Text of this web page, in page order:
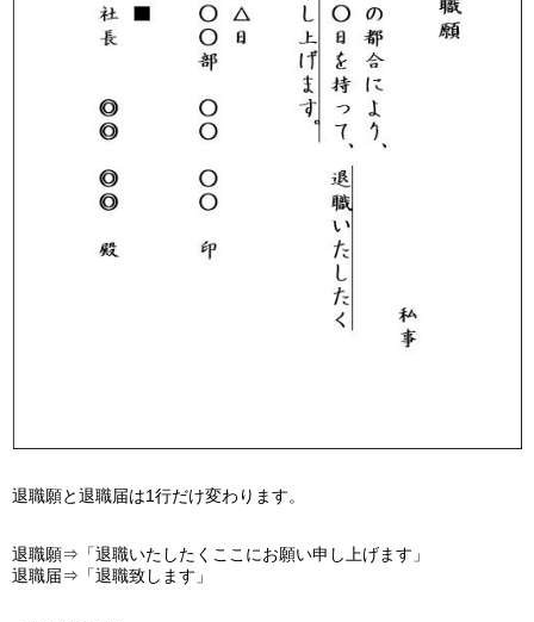
退職願と退職届は1行だけ変わります。
退職願⇒「退職いたしたくここにお願い申し上げます」
退職届⇒「退職致します」